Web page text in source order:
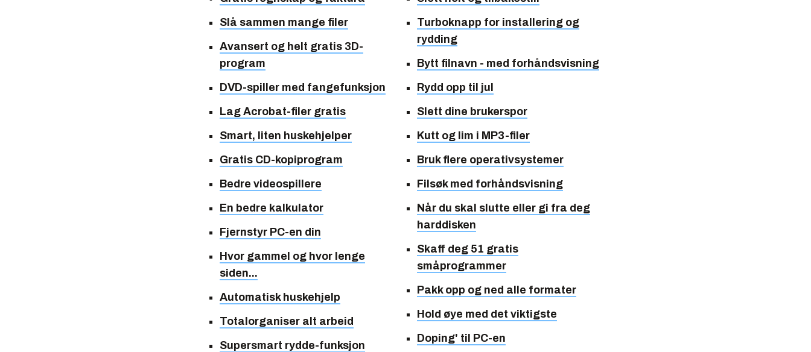
Slå sammen mange filer
Avansert og helt gratis 3D-
program
DVD-spiller med fangefunksjon
Lag Acrobat-filer gratis
Smart, liten huskehjelper
Gratis CD-kopiprogram
Bedre videospillere
En bedre kalkulator
Fjernstyr PC-en din
Hvor gammel og hvor lenge
siden...
Automatisk huskehjelp
Totalorganiser alt arbeid
Supersmart rydde-funksjon
Turboknapp for installering og
rydding
Bytt filnavn - med forhåndsvisning
Rydd opp til jul
Slett dine brukerspor
Kutt og lim i MP3-filer
Bruk flere operativsystemer
Filsøk med forhåndsvisning
Når du skal slutte eller gi fra deg
harddisken
Skaff deg 51 gratis
småprogrammer
Pakk opp og ned alle formater
Hold øye med det viktigste
Doping' til PC-en